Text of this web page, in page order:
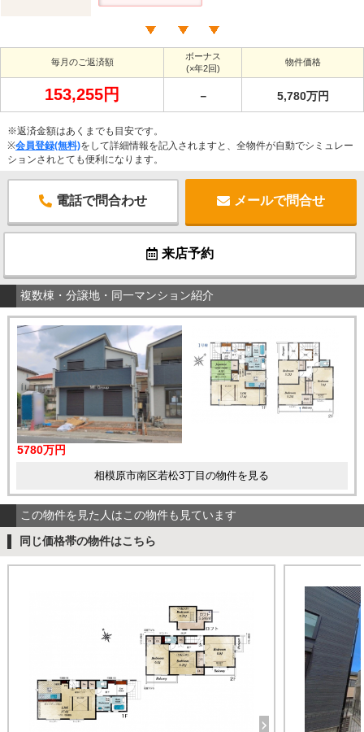
毎月のご返済額
ボーナス
(×年2回)
物件価格
153,255円 － 5,780万円
※返済金額はあくまでも目安です。
※会員登録(無料)をして詳細情報を記入されますと、全物件が自動でシミュレー
ションされとても便利になります。
電話で問合わせ メールで問合せ
来店予約
複数棟・分譲地・同一マンション紹介
5780万円
相模原市南区若松3丁目の物件を見る
この物件を見た人はこの物件も見ています
同じ価格帯の物件はこちら